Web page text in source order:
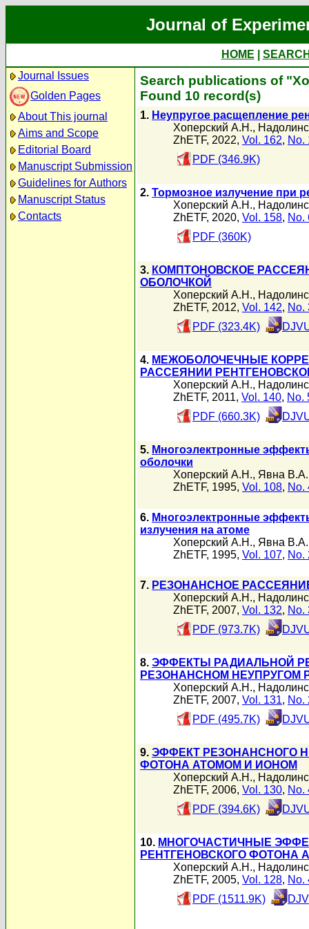
Journal of
HOME
Journal Issues
Golden Pages
About This journal
Aims and Scope
Editorial Board
Manuscript Submission
Guidelines for Authors
Manuscript Status
Contacts
Search publications of
Found 10 record(s)
1. Неупругое расщепление
Хоперский А.Н.,
ZhETF, 2022, Vol. 162, No.
PDF (346.9K)
2. Тормозное излучение при
Хоперский А.Н.,
ZhETF, 2020, Vol. 158, No.
PDF (360K)
3. КОМПТОНОВСКОЕ
ОБОЛОЧКОЙ
Хоперский А.Н.,
ZhETF, 2012, Vol. 142, No.
PDF (323.4K)
4. МЕЖОБОЛОЧЕЧНЫЕ
РАССЕЯНИИ
Хоперский А.Н.,
ZhETF, 2011, Vol. 140, No.
PDF (660.3K)
5. Многоэлектронные
оболочки
Хоперский А.Н., Явна В.А.
ZhETF, 1995, Vol. 108, No.
6. Многоэлектронные
излучения на атоме
Хоперский А.Н., Явна В.А.
ZhETF, 1995, Vol. 107, No.
7. РЕЗОНАНСНОЕ
Хоперский А.Н.,
ZhETF, 2007, Vol. 132, No.
PDF (973.7K)
8. ЭФФЕКТЫ РАДИАЛЬНОЙ
РЕЗОНАНСНОМ НЕУПРУГОМ
Хоперский А.Н.,
ZhETF, 2007, Vol. 131, No.
PDF (495.7K)
9. ЭФФЕКТ РЕЗОНАНСНОГО
ФОТОНА АТОМОМ И ИОНОМ
Хоперский А.Н.,
ZhETF, 2006, Vol. 130, No.
PDF (394.6K)
10. МНОГОЧАСТИЧНЫЕ
РЕНТГЕНОВСКОГО ФОТОНА
Хоперский А.Н.,
ZhETF, 2005, Vol. 128, No.
PDF (1511.9K)